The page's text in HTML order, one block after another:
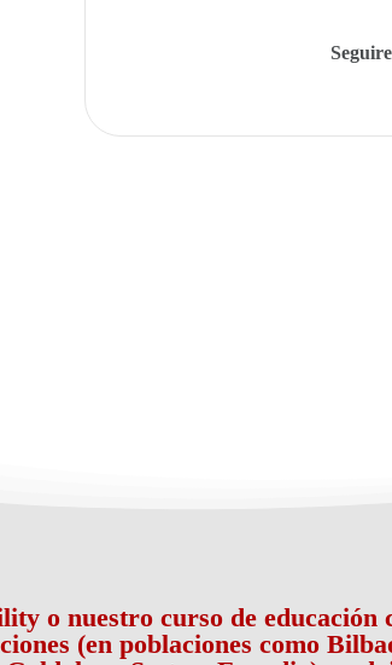
o nuestro curso de
(en poblaciones como